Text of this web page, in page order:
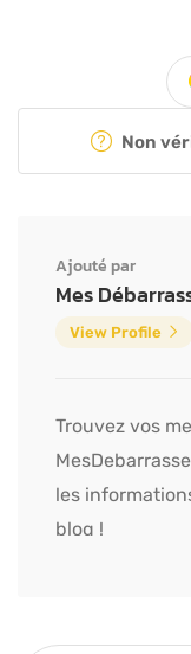
Non
Ajouté par
Mes
View Profile
Trouvez vos
les
blog !